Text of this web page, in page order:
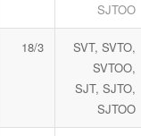
SJTOO
18/3
SVT, SVTO,
SVTOO,
SJT, SJTO,
SJTOO